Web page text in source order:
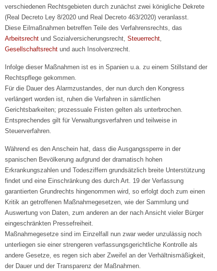
verschiedenen Rechtsgebieten durch zunächst zwei königliche Dekrete
(Real Decreto Ley 8/2020 und Real Decreto 463/2020) veranlasst.
Diese Eilmaßnahmen betreffen Teile des Verfahrensrechts, das
Arbeitsrecht und Sozialversicherungsrecht, Steuerrecht,
Gesellschaftsrecht und auch Insolvenzrecht.
Infolge dieser Maßnahmen ist es in Spanien u.a. zu einem Stillstand der
Rechtspflege gekommen.
Für die Dauer des Alarmzustandes, der nun durch den Kongress
verlängert worden ist, ruhen die Verfahren in sämtlichen
Gerichtsbarkeiten; prozessuale Fristen gelten als unterbrochen.
Entsprechendes gilt für Verwaltungsverfahren und teilweise in
Steuerverfahren.
Während es den Anschein hat, dass die Ausgangssperre in der
spanischen Bevölkerung aufgrund der dramatisch hohen
Erkrankungszahlen und Todesziffern grundsätzlich breite Unterstützung
findet und eine Einschränkung des durch Art. 19 der Verfassung
garantierten Grundrechts hingenommen wird, so erfolgt doch zum einen
Kritik an getroffenen Maßnahmegesetzen, wie der Sammlung und
Auswertung von Daten, zum anderen an der nach Ansicht vieler Bürger
eingeschränkten Pressefreiheit.
Maßnahmegesetze sind im Einzelfall nun zwar weder unzulässig noch
unterliegen sie einer strengeren verfassungsgerichtliche Kontrolle als
andere Gesetze, es regen sich aber Zweifel an der Verhältnismäßigkeit,
der Dauer und der Transparenz der Maßnahmen.